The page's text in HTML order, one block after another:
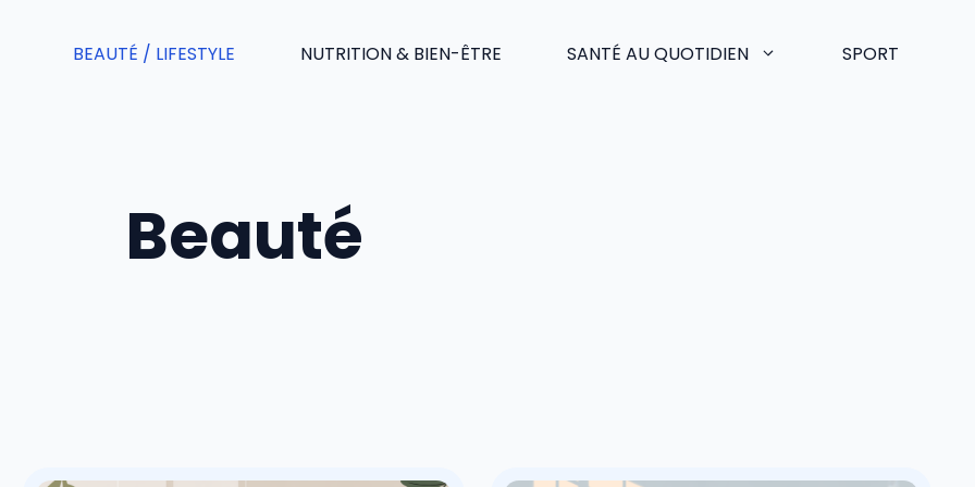
BEAUTÉ / LIFESTYLE NUTRITION & BIEN-ÊTRE SANTÉ AU QUOTIDIEN SPORT
Beauté